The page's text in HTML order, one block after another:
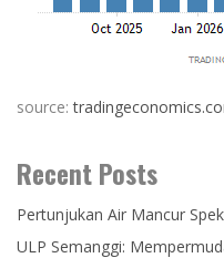
source:
Recent Posts
Pertunjukan Air Mancur
ULP Semanggi: